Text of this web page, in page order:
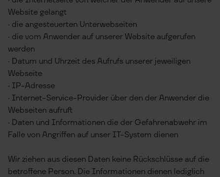
Website gelangt
· die angesteuerten Unterwebseiten
· die vom Anwender auf unserer Website aufgerufen
werden
· Datum und Uhrzeit des Aufrufs unserer jeweiligen
Webseite
· IP-Adresse
· Internet-Service-Provider über den der Anwender die
Webseiten aufruft
· Daten und Informationen die der Gefahrenabwehr im
Falle von Angriffen auf unser IT-System dienen
Wir ziehen aus diesen Daten keine Rückschlüsse auf die
betroffene Person. Die Informationen dienen lediglich